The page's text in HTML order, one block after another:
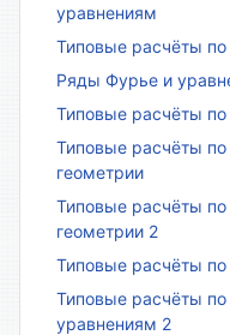
уравнениям
Типовые расчёты
Ряды Фурье и
Типовые расчёты по
Типовые расчёты по
геометрии
Типовые расчёты по
геометрии 2
Типовые расчёты
Типовые расчёты
уравнениям 2